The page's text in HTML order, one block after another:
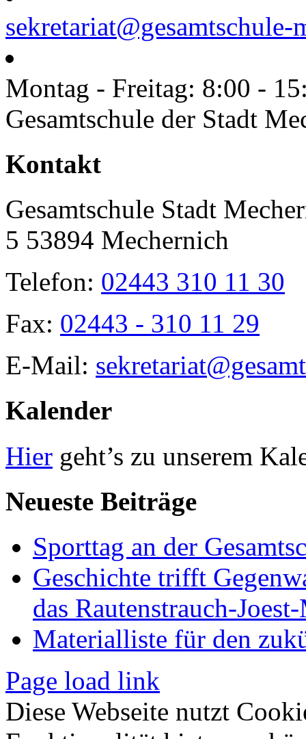
sekretariat@gesamtschule-
Montag - Freitag: 8:00 -
Gesamtschule der Stadt
Toggle
Sliding
Kontakt
Gesamtschule Stadt
5 53894 Mechernich
Telefon: 02443 310 11 30
Fax: 02443 - 310 11 29
E-Mail:
Kalender
Hier geht’s zu unserem
Neueste Beiträge
Sporttag an der
Geschichte trifft
das Rautenstrauch-
Materialliste für den
Page load link
Diese Webseite nutzt